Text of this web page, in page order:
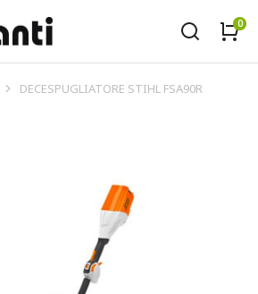
DECESPUGLIATORE STIHL FSA90R